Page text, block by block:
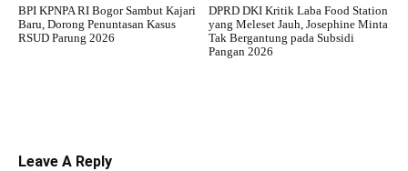
BPI KPNPA RI Bogor Sambut Kajari
Baru, Dorong Penuntasan Kasus
RSUD Parung 2026
DPRD DKI Kritik Laba Food Station
yang Meleset Jauh, Josephine Minta
Tak Bergantung pada Subsidi
Pangan 2026
Leave A Reply